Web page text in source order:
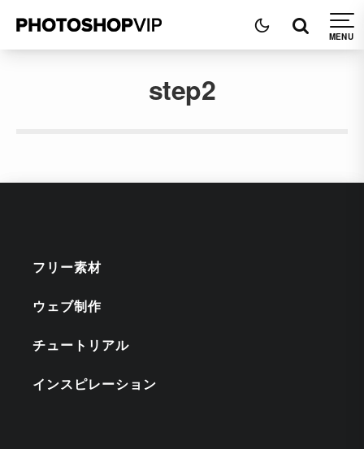
step2
フリー素材
ウェブ制作
チュートリアル
インスピレーション